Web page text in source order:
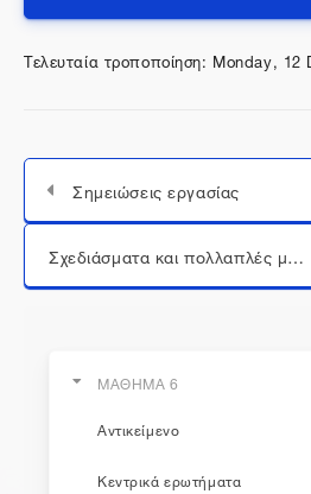
Τελευταία τροποποίηση: Monday,
Σημειώσεις εργασίας
Μεταπήδηση σε...
Σχεδιάσματα και πολλαπλές μορφές ποιημάτων
ΜΑΘΗΜΑ 6
Αντικείμενο
Κεντρικά ερωτήματα
η εκπαίδευση